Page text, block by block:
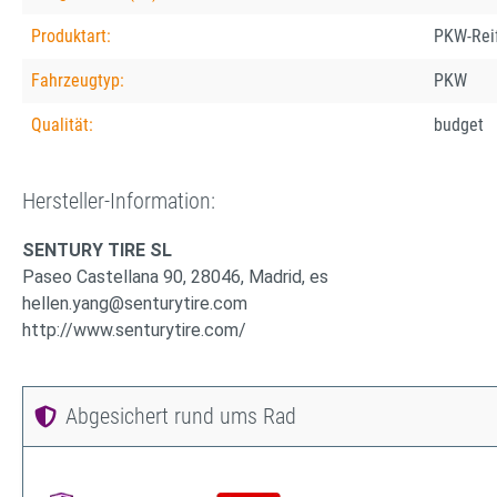
Produktart: PKW-
Fahrzeugtyp: PKW
Qualität: budget
Hersteller-Information:
SENTURY TIRE SL
Paseo Castellana 90, 28046, Madrid, es
hellen.yang@senturytire.com
http://www.senturytire.com/
Abgesichert rund ums Rad